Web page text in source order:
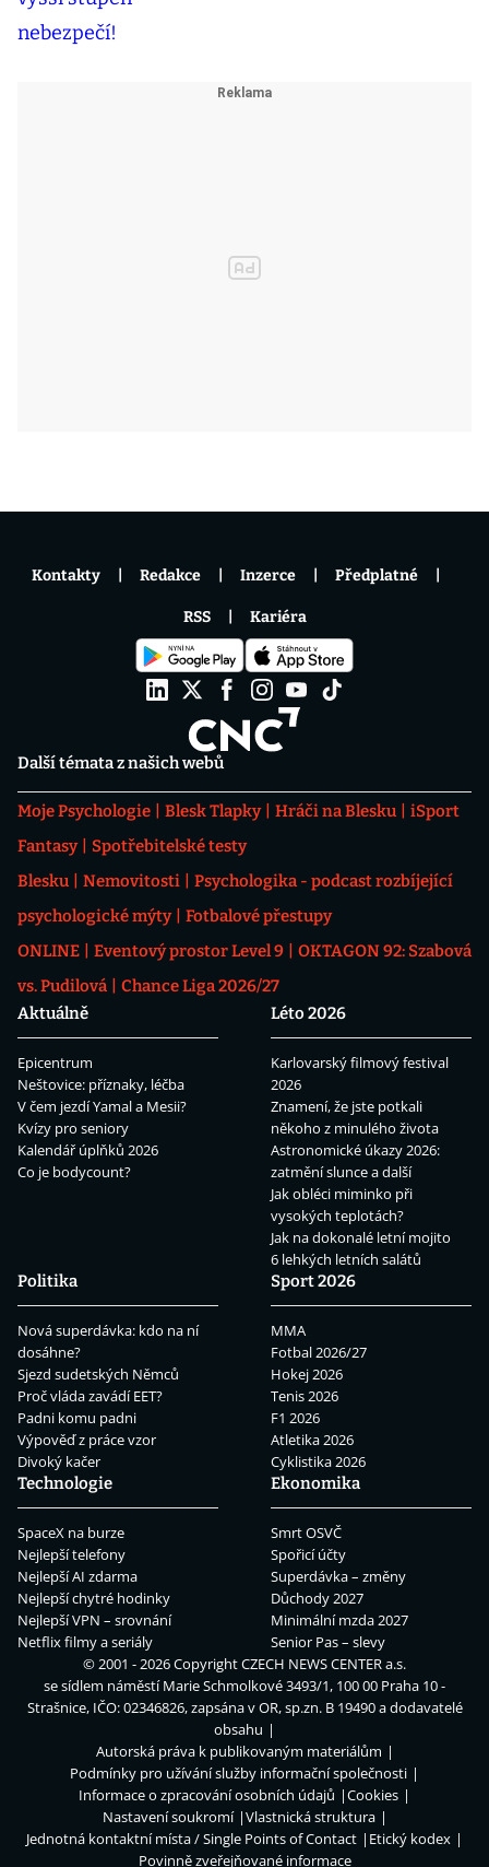
Další témata z našich webů
Moje Psychologie Blesk Tlapky Hráči na Blesku
iSport
Fantasy
Spotřebitelské testy
Blesku
Nemovitosti
Psychologika - podcast rozbíjející
psychologické mýty
Fotbalové přestupy
ONLINE
Eventový prostor Level 9
OKTAGON 92: Szabová
vs. Pudilová
Chance Liga 2026/27
Aktuálně
Epicentrum
Neštovice: příznaky, léčba
V čem jezdí Yamal a Mesii?
Kvízy pro seniory
Kalendář úplňků 2026
Co je bodycount?
Léto 2026
Karlovarský filmový festival
2026
Znamení, že jste potkali
někoho z minulého života
Astronomické úkazy 2026:
zatmění slunce a další
Jak obléci miminko při
vysokých teplotách?
Jak na dokonalé letní mojito
6 lehkých letních salátů
Politika
Nová superdávka: kdo na ní
dosáhne?
Sjezd sudetských Němců
Proč vláda zavádí EET?
Padni komu padni
Výpověď z práce vzor
Divoký kačer
Sport 2026
MMA
Fotbal 2026/27
Hokej 2026
Tenis 2026
F1 2026
Atletika 2026
Cyklistika 2026
Technologie
SpaceX na burze
Nejlepší telefony
Nejlepší AI zdarma
Nejlepší chytré hodinky
Nejlepší VPN – srovnání
Netflix filmy a seriály
Ekonomika
Smrt OSVČ
Spořicí účty
Superdávka – změny
Důchody 2027
Minimální mzda 2027
Senior Pas – slevy
Kontakty Redakce Inzerce Předplatné
RSS Kariéra
© 2001 - 2026 CopyrightCZECH NEWS CENTER a.s.
se sídlem náměstí Marie Schmolkové 3493/1, 100 00 Praha 10 -
Strašnice, IČO: 02346826, zapsána v OR, sp.zn. B 19490 a dodavatelé
obsahu
Autorská práva k publikovaným materiálům
Podmínky pro užívání služby informační společnosti
Informace o zpracování osobních údajů
Cookies
Nastavení soukromí
Vlastnická struktura
Jednotná kontaktní místa / Single Points of Contact
Etický kodex
Povinně zveřejňované informace